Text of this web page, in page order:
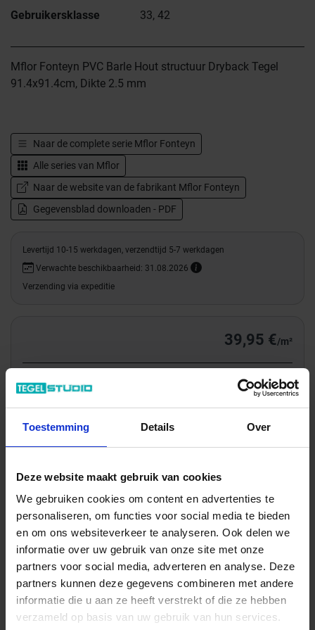
Toestemming Details Over
Deze website maakt gebruik van cookies
We gebruiken cookies om content en advertenties te
personaliseren, om functies voor social media te bieden
en om ons websiteverkeer te analyseren. Ook delen we
informatie over uw gebruik van onze site met onze
partners voor social media, adverteren en analyse. Deze
partners kunnen deze gegevens combineren met andere
informatie die u aan ze heeft verstrekt of die ze hebben
verzameld op basis van uw gebruik van hun services.
Gebruikersklasse
33, 42
Mflor Fonteyn PVC Barle Hout structuur Dryback Tegel
91.4x91.4cm, Dikte 2.5 mm
Naar de complete serie Mflor Fonteyn
Alle series van Mflor
Naar de website van de fabrikant Mflor Fonteyn
Gegevensblad downloaden - PDF
Levertijd 10-15 werkdagen, verzendtijd 5-7 werkdagen
Verwachte beschikbaarheid: 31.08.2026
Verzending via expeditie
39,95 €/m²
Totale prijs / geleverde hoeveelheid
200,57 €
Wil je graag een afspraak?